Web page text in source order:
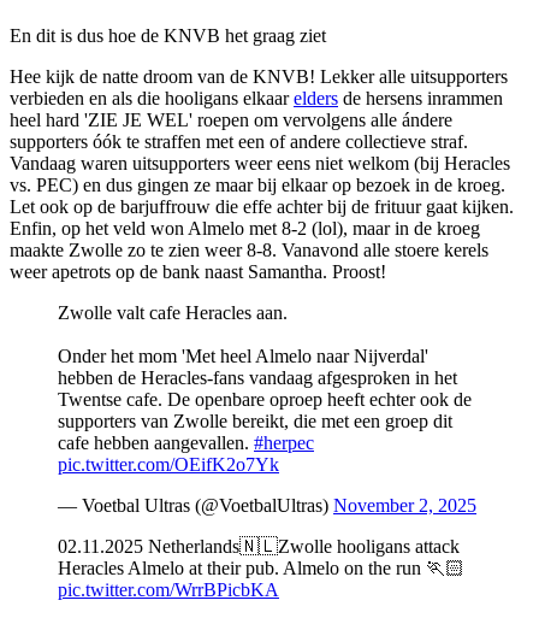
En dit is dus hoe de KNVB het graag ziet
Hee kijk de natte droom van de KNVB! Lekker alle uitsupporters
verbieden en als die hooligans elkaarelders de hersens inrammen
heel hard 'ZIE JE WEL' roepen om vervolgens alle ándere
supporters óók te straffen met een of andere collectieve straf.
Vandaag waren uitsupporters weer eens niet welkom (bij Heracles
vs. PEC) en dus gingen ze maar bij elkaar op bezoek in de kroeg.
Let ook op de barjuffrouw die effe achter bij de frituur gaat kijken.
Enfin, op het veld won Almelo met 8-2 (lol), maar in de kroeg
maakte Zwolle zo te zien weer 8-8. Vanavond alle stoere kerels
weer apetrots op de bank naast Samantha. Proost!
Zwolle valt cafe Heracles aan.
Onder het mom 'Met heel Almelo naar Nijverdal'
hebben de Heracles-fans vandaag afgesproken in het
Twentse cafe. De openbare oproep heeft echter ook de
supporters van Zwolle bereikt, die met een groep dit
cafe hebben aangevallen. #herpec
pic.twitter.com/OEifK2o7Yk
— Voetbal Ultras (@VoetbalUltras) November 2, 2025
02.11.2025 Netherlands🇳🇱Zwolle hooligans attack
Heracles Almelo at their pub. Almelo on the run 🏃🏻
pic.twitter.com/WrrBPicbKA